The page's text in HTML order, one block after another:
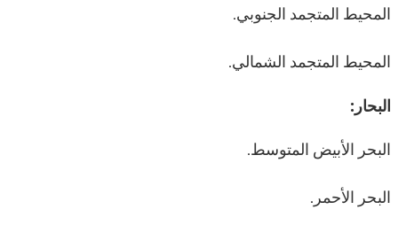
المحيط المتجمد الجنوبي.
المحيط المتجمد الشمالي.
البحار:
البحر الأبيض المتوسط.
البحر الأحمر.